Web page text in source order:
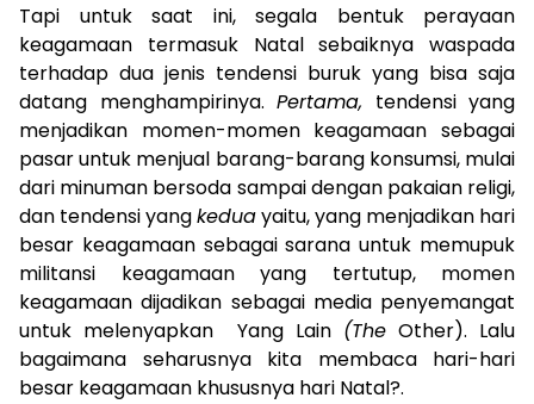
Tapi untuk saat ini, segala bentuk perayaan
keagamaan termasuk Natal sebaiknya waspada
terhadap dua jenis tendensi buruk yang bisa saja
datang menghampirinya. Pertama, tendensi yang
menjadikan momen-momen keagamaan sebagai
pasar untuk menjual barang-barang konsumsi, mulai
dari minuman bersoda sampai dengan pakaian religi,
dan tendensi yangkeduayaitu, yang menjadikan hari
besar keagamaan sebagai sarana untuk memupuk
militansi keagamaan yang tertutup, momen
keagamaan dijadikan sebagai media penyemangat
untuk melenyapkan Yang Lain (The Other). Lalu
bagaimana seharusnya kita membaca hari-hari
besar keagamaan khususnya hari Natal?.